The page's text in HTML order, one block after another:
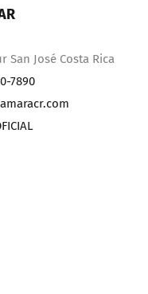
San José Costa Rica
7890